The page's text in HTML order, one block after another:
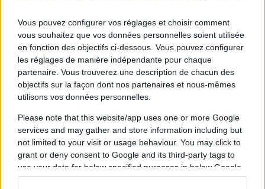
Vous pouvez configurer vos réglages et choisir comment
vous souhaitez que vos données personnelles soient utilisée
en fonction des objectifs ci-dessous. Vous pouvez configurer
les réglages de manière indépendante pour chaque
partenaire. Vous trouverez une description de chacun des
objectifs sur la façon dont nos partenaires et nous-mêmes
utilisons vos données personnelles.
Please note that this website/app uses one or more Google
services and may gather and store information including but
not limited to your visit or usage behaviour. You may click to
grant or deny consent to Google and its third-party tags to
use your data for below specified purposes in below Google
consent section.